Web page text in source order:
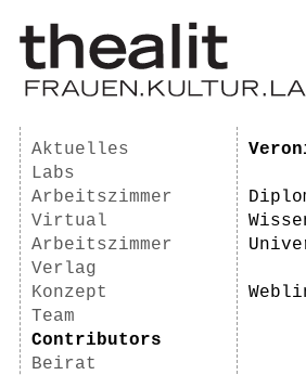
Aktuelles
Labs
Arbeitszimmer
Virtual
Arbeitszimmer
Verlag
Konzept
Team
Contributors
Beirat